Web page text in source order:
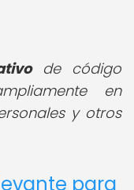
de código
en
y otros
para